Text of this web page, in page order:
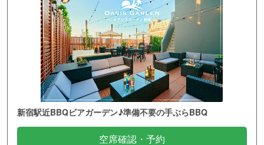
新宿駅近BBQビアガーデン♪準備不要の手ぶらBBQ
空席確認・予約